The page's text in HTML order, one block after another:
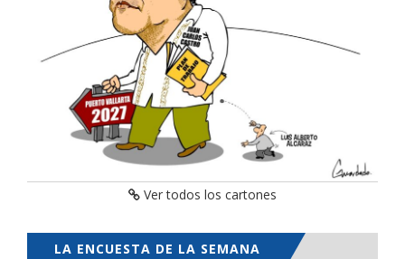
Ver todos los cartones
LA ENCUESTA DE LA SEMANA